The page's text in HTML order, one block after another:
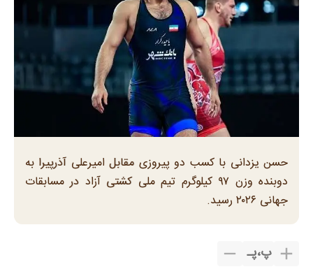
حسن یزدانی با کسب دو پیروزی مقابل امیرعلی آذرپیرا به
دوبنده وزن ۹۷ کیلوگرم تیم ملی کشتی آزاد در مسابقات
جهانی ۲۰۲۶ رسید.
پ،پـ